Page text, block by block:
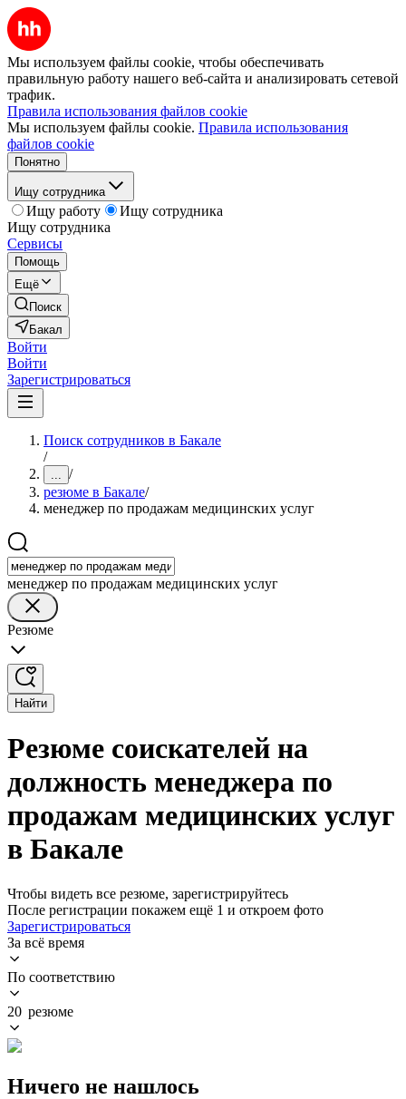
Мы используем файлы cookie, чтобы обеспечивать
правильную работу нашего веб-сайта и анализировать сетевой
трафик.
Правила использования файлов cookie
Мы используем файлы cookie. Правила использования
файлов cookie
Понятно
Ищу сотрудника
Ищу работу
Ищу сотрудника
Ищу сотрудника
Сервисы
Помощь
Ещё
Поиск
Бакал
Войти
Войти
Зарегистрироваться
Поиск сотрудников в Бакале
/
... /
резюме в Бакале/
менеджер по продажам медицинских услуг
менеджер по продажам медицинских услуг
Резюме
Найти
Резюме соискателей на
должность менеджера по
продажам медицинских услуг
в Бакале
Чтобы видеть все резюме, зарегистрируйтесь
После регистрации покажем ещё 1 и откроем фото
Зарегистрироваться
За всё время
По соответствию
20 резюме
Ничего не нашлось